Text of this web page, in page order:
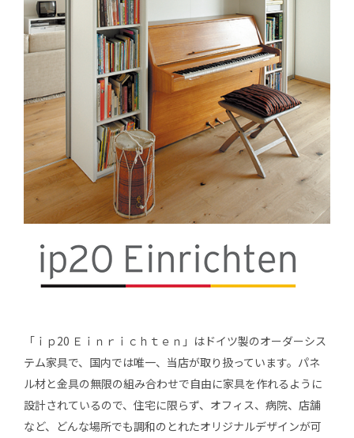
「ｉｐ20 Ｅｉｎｒｉｃｈｔｅｎ」はドイツ製のオーダーシス
テム家具で、国内では唯一、当店が取り扱っています。パネ
ル材と金具の無限の組み合わせで自由に家具を作れるように
設計されているので、住宅に限らず、オフィス、病院、店舗
など、どんな場所でも調和のとれたオリジナルデザインが可